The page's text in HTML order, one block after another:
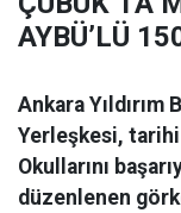
AYBÜ’LÜ
Ankara Yıldırım
Yerleşkesi,
Okullarını
düzenlenen